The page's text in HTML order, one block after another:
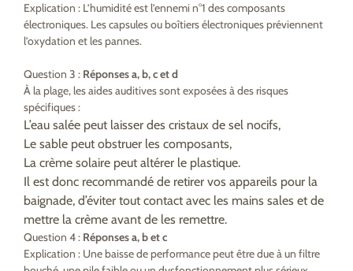
Explication : L’humidité est l’ennemi n°1 des composants
électroniques. Les capsules ou boîtiers électroniques préviennent
l’oxydation et les pannes.
Question 3 : Réponses a, b, c et d
À la plage, les aides auditives sont exposées à des risques
spécifiques :
L’eau salée peut laisser des cristaux de sel nocifs,
Le sable peut obstruer les composants,
La crème solaire peut altérer le plastique.
Il est donc recommandé de retirer vos appareils pour la
baignade, d’éviter tout contact avec les mains sales et de
mettre la crème avant de les remettre.
Question 4 : Réponses a, b et c
Explication : Une baisse de performance peut être due à un filtre